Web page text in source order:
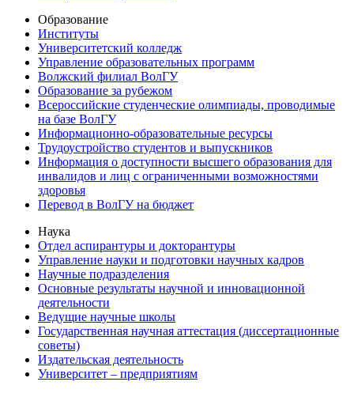
Образование
Институты
Университетский колледж
Управление образовательных программ
Волжский филиал ВолГУ
Образование за рубежом
Всероссийские студенческие олимпиады, проводимые
на базе ВолГУ
Информационно-образовательные ресурсы
Трудоустройство студентов и выпускников
Информация о доступности высшего образования для
инвалидов и лиц с ограниченными возможностями
здоровья
Перевод в ВолГУ на бюджет
Наука
Отдел аспирантуры и докторантуры
Управление науки и подготовки научных кадров
Научные подразделения
Основные результаты научной и инновационной
деятельности
Ведущие научные школы
Государственная научная аттестация (диссертационные
советы)
Издательская деятельность
Университет – предприятиям